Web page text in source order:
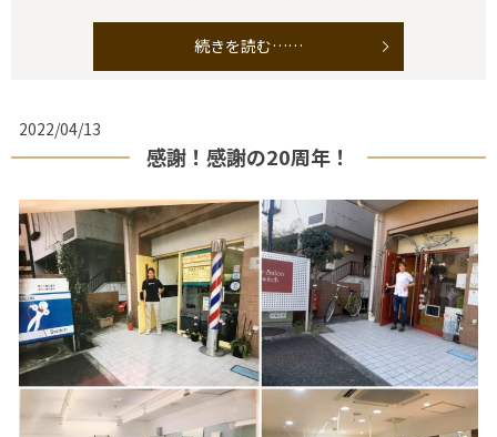
続きを読む……
2022/04/13
感謝！感謝の20周年！